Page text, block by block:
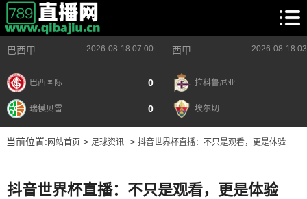
巴西甲 2026-08-18 07:00
巴西国际 0
瑞模贝雷 0
西甲 2026-08-18
拉科鲁尼亚
埃尔切
当前位置: 网站首页> 足球资讯> 抖音世界杯直播：不只是观看，更是体验
抖音世界杯直播：不只是观看，更是体验